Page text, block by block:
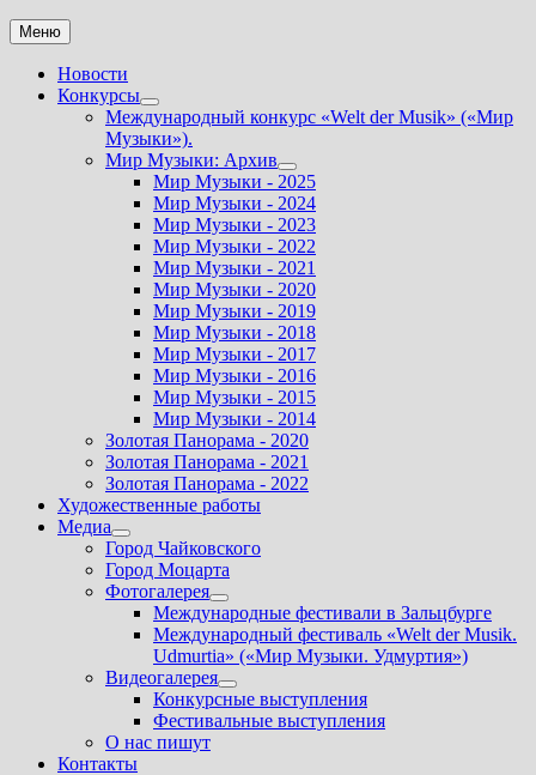
Меню
Новости
Конкурсы
Показать
подменю
Международный конкурс «Welt der Musik» («Мир
Музыки»).
Мир Музыки: Архив
Показать
подменю
Мир Музыки - 2025
Мир Музыки - 2024
Мир Музыки - 2023
Мир Музыки - 2022
Мир Музыки - 2021
Мир Музыки - 2020
Мир Музыки - 2019
Мир Музыки - 2018
Мир Музыки - 2017
Мир Музыки - 2016
Мир Музыки - 2015
Мир Музыки - 2014
Золотая Панорама - 2020
Золотая Панорама - 2021
Золотая Панорама - 2022
Художественные работы
Медиа
Показать
подменю
Город Чайковского
Город Моцарта
Фотогалерея
Показать
подменю
Международные фестивали в Зальцбурге
Международный фестиваль «Welt der Musik.
Udmurtia» («Мир Музыки. Удмуртия»)
Видеогалерея
Показать
подменю
Конкурсные выступления
Фестивальные выступления
О нас пишут
Контакты